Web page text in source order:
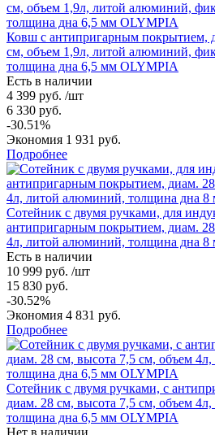
Ковш с антипригарным покрытием,
см, объем 1,9л, литой алюминий,
толщина дна 6,5 мм OLYMPIA
Есть в наличии
4 399 руб. /шт
6 330 руб.
-30.51%
Экономия 1 931 руб.
Подробнее
Сотейник с двумя ручками, для
антипригарным покрытием, диам.
4л, литой алюминий, толщина дна
Есть в наличии
10 999 руб. /шт
15 830 руб.
-30.52%
Экономия 4 831 руб.
Подробнее
Сотейник с двумя ручками, с
диам. 28 см, высота 7,5 см, объем
толщина дна 6,5 мм OLYMPIA